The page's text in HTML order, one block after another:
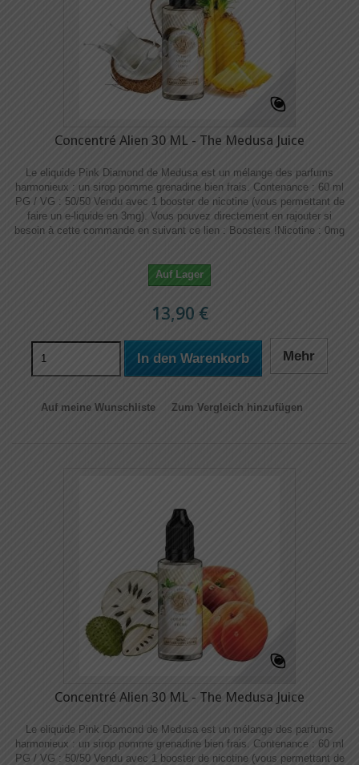
Concentré Alien 30 ML - The Medusa Juice
Le eliquide Pink Diamond de Medusa est un mélange des parfums
harmonieux : un sirop pomme grenadine bien frais. Contenance : 60 ml
PG / VG : 50/50 Vendu avec 1 booster de nicotine (vous permettant de
faire un e-liquide en 3mg). Vous pouvez directement en rajouter si
besoin à cette commande en suivant ce lien : Boosters !​​ Nicotine : 0mg
Auf Lager
13,90 €
In den Warenkorb Mehr
Auf meine Wunschliste Zum Vergleich hinzufügen
Concentré Alien 30 ML - The Medusa Juice
Le eliquide Pink Diamond de Medusa est un mélange des parfums
harmonieux : un sirop pomme grenadine bien frais. Contenance : 60 ml
PG / VG : 50/50 Vendu avec 1 booster de nicotine (vous permettant de